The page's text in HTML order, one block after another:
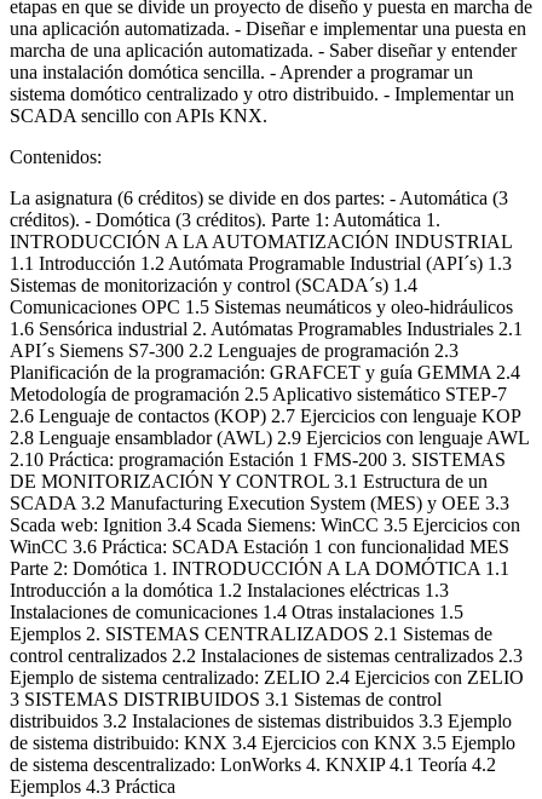
etapas en que se divide un proyecto de diseño y puesta en marcha de
una aplicación automatizada. - Diseñar e implementar una puesta en
marcha de una aplicación automatizada. - Saber diseñar y entender
una instalación domótica sencilla. - Aprender a programar un
sistema domótico centralizado y otro distribuido. - Implementar un
SCADA sencillo con APIs KNX.
Contenidos:
La asignatura (6 créditos) se divide en dos partes: - Automática (3
créditos). - Domótica (3 créditos). Parte 1: Automática 1.
INTRODUCCIÓN A LA AUTOMATIZACIÓN INDUSTRIAL
1.1 Introducción 1.2 Autómata Programable Industrial (API´s) 1.3
Sistemas de monitorización y control (SCADA´s) 1.4
Comunicaciones OPC 1.5 Sistemas neumáticos y oleo-hidráulicos
1.6 Sensórica industrial 2. Autómatas Programables Industriales 2.1
API´s Siemens S7-300 2.2 Lenguajes de programación 2.3
Planificación de la programación: GRAFCET y guía GEMMA 2.4
Metodología de programación 2.5 Aplicativo sistemático STEP-7
2.6 Lenguaje de contactos (KOP) 2.7 Ejercicios con lenguaje KOP
2.8 Lenguaje ensamblador (AWL) 2.9 Ejercicios con lenguaje AWL
2.10 Práctica: programación Estación 1 FMS-200 3. SISTEMAS
DE MONITORIZACIÓN Y CONTROL 3.1 Estructura de un
SCADA 3.2 Manufacturing Execution System (MES) y OEE 3.3
Scada web: Ignition 3.4 Scada Siemens: WinCC 3.5 Ejercicios con
WinCC 3.6 Práctica: SCADA Estación 1 con funcionalidad MES
Parte 2: Domótica 1. INTRODUCCIÓN A LA DOMÓTICA 1.1
Introducción a la domótica 1.2 Instalaciones eléctricas 1.3
Instalaciones de comunicaciones 1.4 Otras instalaciones 1.5
Ejemplos 2. SISTEMAS CENTRALIZADOS 2.1 Sistemas de
control centralizados 2.2 Instalaciones de sistemas centralizados 2.3
Ejemplo de sistema centralizado: ZELIO 2.4 Ejercicios con ZELIO
3 SISTEMAS DISTRIBUIDOS 3.1 Sistemas de control
distribuidos 3.2 Instalaciones de sistemas distribuidos 3.3 Ejemplo
de sistema distribuido: KNX 3.4 Ejercicios con KNX 3.5 Ejemplo
de sistema descentralizado: LonWorks 4. KNXIP 4.1 Teoría 4.2
Ejemplos 4.3 Práctica